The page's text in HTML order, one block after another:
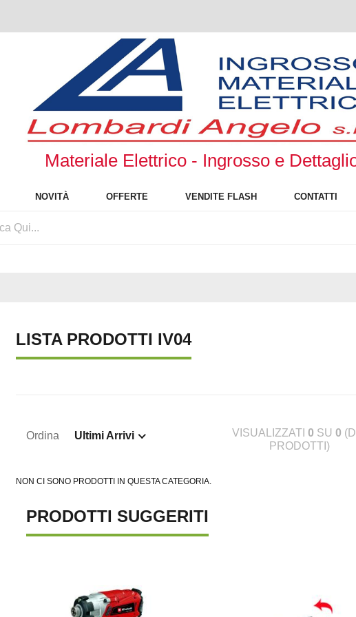
Materiale Elettrico - Ingrosso e
NOVITÀ OFFERTE VENDITE FLASH CONTATTI
€ 18,76 € 23,46
LISTA PRODOTTI IV04
Ordina Ultimi Arrivi VISUALIZZATI 0 SU 0 (DI
PRODOTTI)
NON CI SONO PRODOTTI IN QUESTA CATEGORIA.
PRODOTTI SUGGERITI